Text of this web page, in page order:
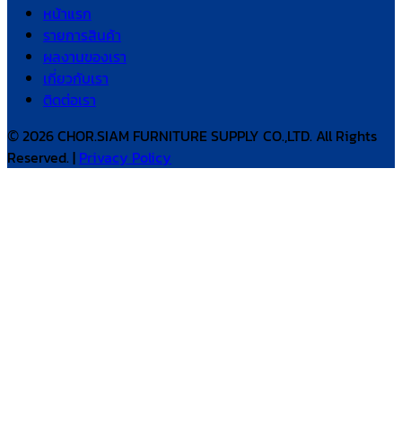
หน้าแรก
รายการสินค้า
ผลงานของเรา
เกี่ยวกับเรา
ติดต่อเรา
© 2026 CHOR.SIAM FURNITURE SUPPLY CO.,LTD. All Rights
Reserved. | Privacy Policy